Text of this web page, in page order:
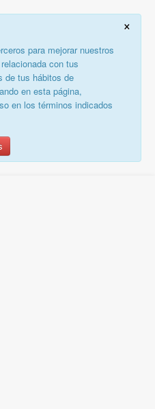
×
para mejorar nuestros
con tus
de tus hábitos de
en esta página,
en los términos indicados